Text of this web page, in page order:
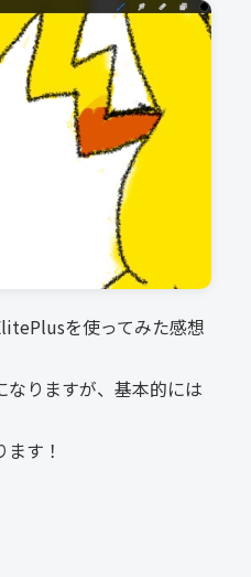
を使ってみた感想
りますが、基本的には
す！